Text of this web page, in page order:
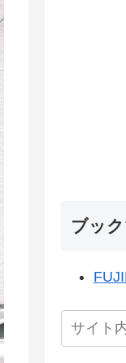
ブッ